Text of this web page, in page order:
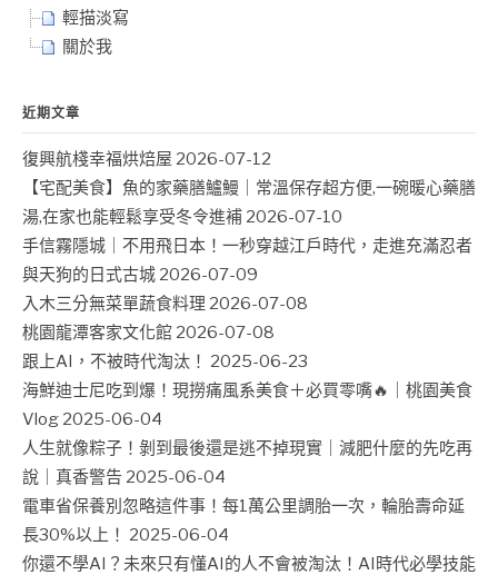
輕描淡寫
關於我
近期文章
復興航棧幸福烘焙屋 2026-07-12
【宅配美食】魚的家藥膳鱸鰻｜常溫保存超方便,一碗暖心藥膳
湯,在家也能輕鬆享受冬令進補 2026-07-10
手信霧隱城｜不用飛日本！一秒穿越江戶時代，走進充滿忍者
與天狗的日式古城 2026-07-09
入木三分無菜單蔬食料理 2026-07-08
桃園龍潭客家文化館 2026-07-08
跟上AI，不被時代淘汰！ 2025-06-23
海鮮迪士尼吃到爆！現撈痛風系美食＋必買零嘴🔥｜桃園美食
Vlog 2025-06-04
人生就像粽子！剝到最後還是逃不掉現實｜減肥什麼的先吃再
說｜真香警告 2025-06-04
電車省保養別忽略這件事！每1萬公里調胎一次，輪胎壽命延
長30%以上！ 2025-06-04
你還不學AI？未來只有懂AI的人不會被淘汰！AI時代必學技能